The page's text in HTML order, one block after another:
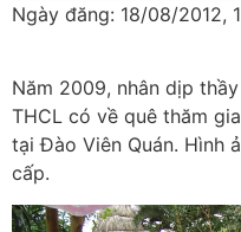
Ngày đăng: 18/08/2012,
Năm 2009, nhân dịp
THCL có về quê thăm
tại Đào Viên Quán. Hình
cấp.